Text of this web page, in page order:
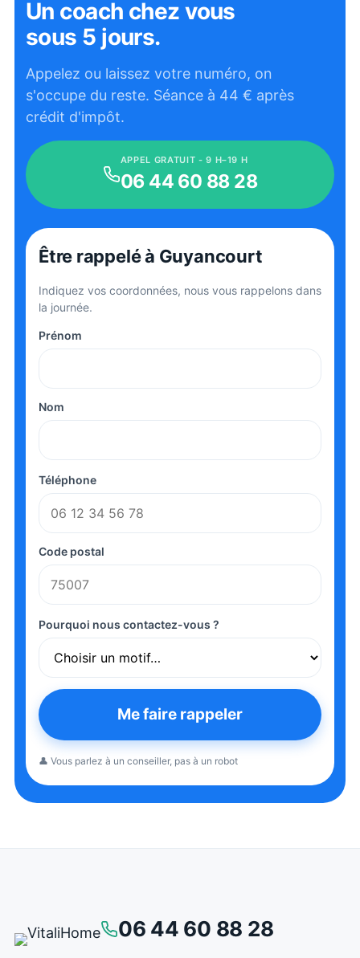
Un coach chez vous
sous 5 jours.
Appelez ou laissez votre numéro, on
s'occupe du reste. Séance à 44 € après
crédit d'impôt.
APPEL GRATUIT - 9 H–19 H
06 44 60 88 28
Être rappeléà Guyancourt
Indiquez vos coordonnées, nous vous rappelons dans
la journée.
Prénom
Nom
Téléphone
Code postal
Pourquoi nous contactez-vous ?
Me faire rappeler
👤 Vous parlez à un conseiller, pas à un robot
06 44 60 88 28